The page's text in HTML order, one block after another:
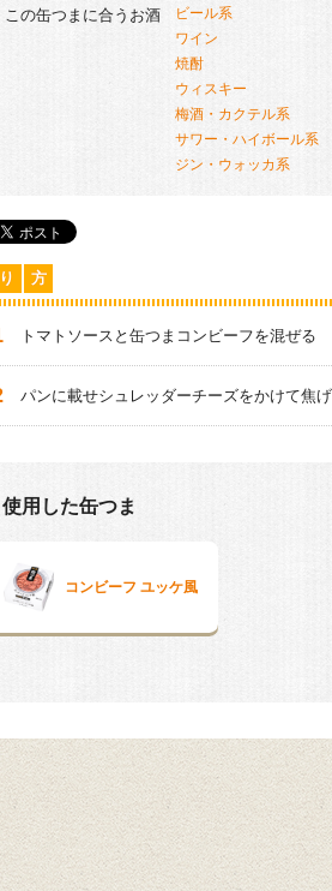
この缶つまに合うお酒
ビール系
ワイン
焼酎
ウィスキー
梅酒・カクテル系
サワー・ハイボール系
ジン・ウォッカ系
り 方
トマトソースと缶つまコンビーフを混ぜる
パンに載せシュレッダーチーズをかけて焦
使用した缶つま
コンビーフ ユッケ風